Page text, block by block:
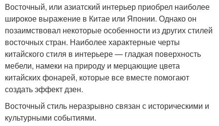
Восточный, или азиатский интерьер приобрел наиболее
широкое выражение в Китае или Японии. Однако он
позаимствовал некоторые особенности из других стилей
восточных стран. Наиболее характерные черты
китайского стиля в интерьере — гладкая поверхность
мебели, намеки на природу и мерцающие цвета
китайских фонарей, которые все вместе помогают
создать эффект дзен.
Восточный стиль неразрывно связан с историческими и
культурными событиями.